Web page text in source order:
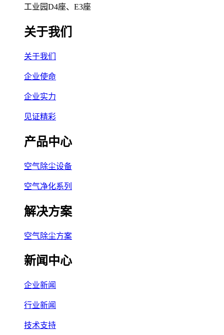
工业园D4座、E3座
关于我们
关于我们
企业使命
企业实力
见证精彩
产品中心
空气除尘设备
空气净化系列
解决方案
空气除尘方案
新闻中心
企业新闻
行业新闻
技术支持